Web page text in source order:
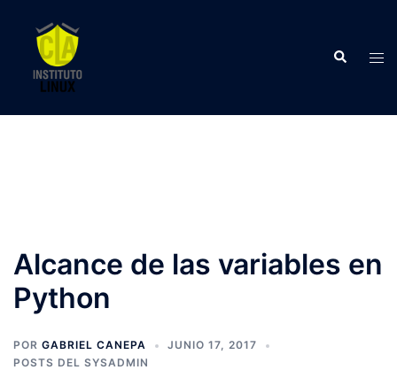
contenido
Buscar
Alcance de las variables en
Python
POR GABRIEL CANEPA
JUNIO 17, 2017
POSTS DEL SYSADMIN